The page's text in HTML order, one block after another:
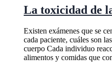
La toxicidad de
Existen exámenes que se
cada paciente, cuáles son
cuerpo Cada individuo
alimentos y comidas que